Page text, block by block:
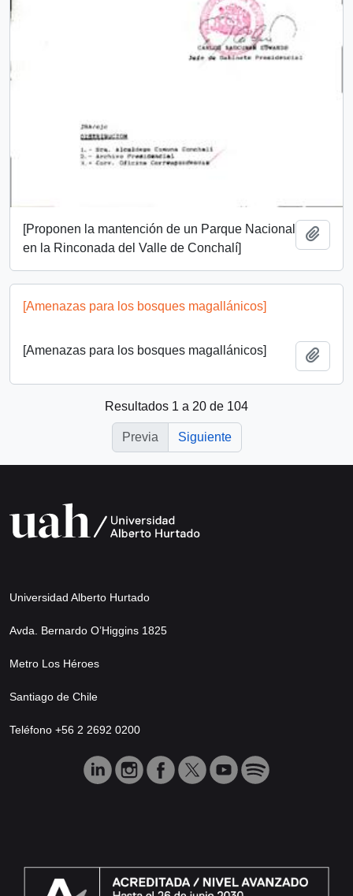
[Proponen la mantención de un Parque Nacional
en la Rinconada del Valle de Conchalí]
[Amenazas para los bosques magallánicos]
[Amenazas para los bosques magallánicos]
Resultados 1 a 20 de 104
Previa Siguiente
Universidad Alberto Hurtado
Avda. Bernardo O’Higgins 1825
Metro Los Héroes
Santiago de Chile
Teléfono +56 2 2692 0200